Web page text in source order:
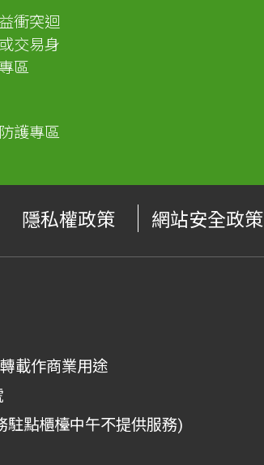
衝突迴
交易身
區
護專區
隱私權政策 網站安全政策
載作商業用途
駐點櫃檯中午不提供服務)